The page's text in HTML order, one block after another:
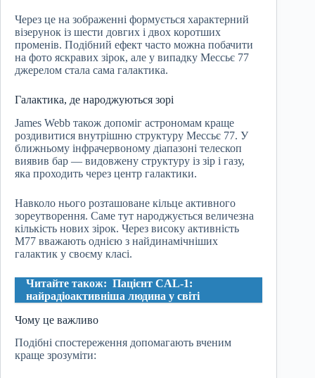
Через це на зображенні формується характерний
візерунок із шести довгих і двох коротших
променів. Подібний ефект часто можна побачити
на фото яскравих зірок, але у випадку Мессьє 77
джерелом стала сама галактика.
Галактика, де народжуються зорі
James Webb також допоміг астрономам краще
роздивитися внутрішню структуру Мессьє 77. У
ближньому інфрачервоному діапазоні телескоп
виявив бар — видовжену структуру із зір і газу,
яка проходить через центр галактики.
Навколо нього розташоване кільце активного
зореутворення. Саме тут народжується величезна
кількість нових зірок. Через високу активність
М77 вважають однією з найдинамічніших
галактик у своєму класі.
Читайте також: Пацієнт CAL-1:
найрадіоактивніша людина у світі
Чому це важливо
Подібні спостереження допомагають вченим
краще зрозуміти: